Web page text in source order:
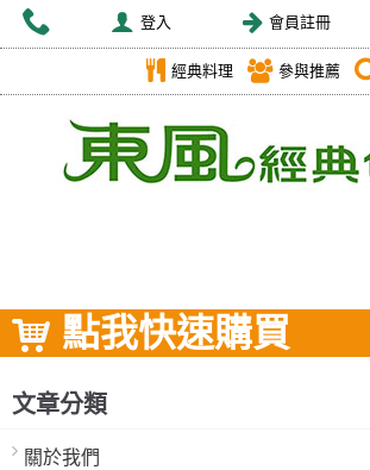
登入 會員註冊
經典料理 參與推薦
點我快速購買
文章分類
關於我們